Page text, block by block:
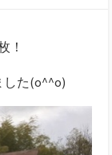
！
した(o^^o)